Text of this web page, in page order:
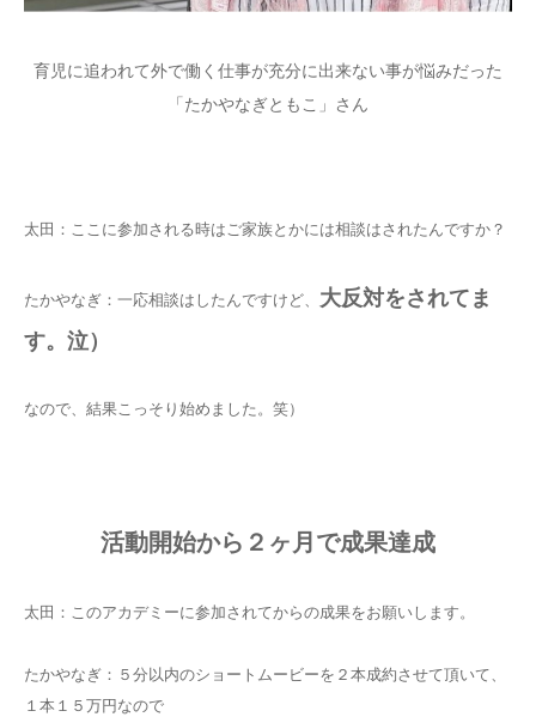
育児に追われて外で働く仕事が充分に出来ない事が悩みだった
「たかやなぎともこ」さん
太田：ここに参加される時はご家族とかには相談はされたんですか？
たかやなぎ：一応相談はしたんですけど、 大反対をされてま
す。泣）
なので、結果こっそり始めました。笑）
活動開始から２ヶ月で成果達成
太田：このアカデミーに参加されてからの成果をお願いします。
たかやなぎ：５分以内のショートムービーを２本成約させて頂いて、
１本１５万円なので